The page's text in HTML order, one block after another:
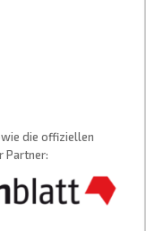
die offiziellen
Partner: